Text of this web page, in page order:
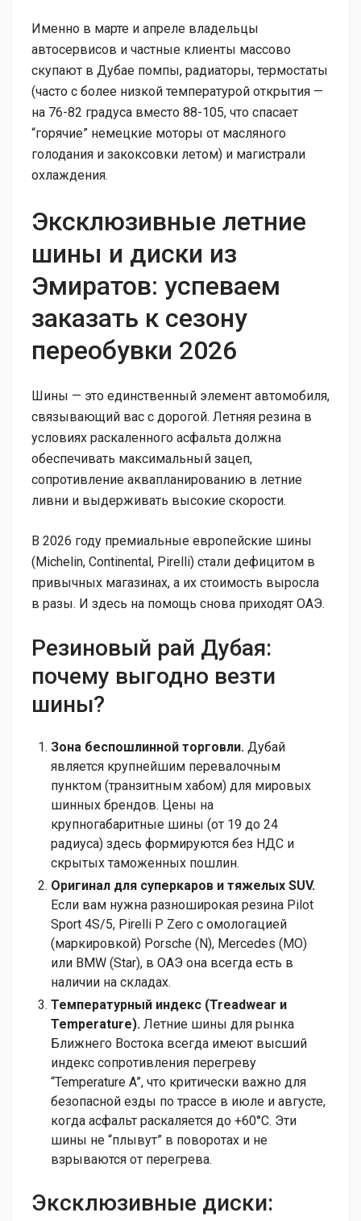
Именно в марте и апреле владельцы
автосервисов и частные клиенты массово
скупают в Дубае помпы, радиаторы, термостаты
(часто с более низкой температурой открытия —
на 76-82 градуса вместо 88-105, что спасает
“горячие” немецкие моторы от масляного
голодания и закоксовки летом) и магистрали
охлаждения.
Эксклюзивные летние
шины и диски из
Эмиратов: успеваем
заказать к сезону
переобувки 2026
Шины — это единственный элемент автомобиля,
связывающий вас с дорогой. Летняя резина в
условиях раскаленного асфальта должна
обеспечивать максимальный зацеп,
сопротивление аквапланированию в летние
ливни и выдерживать высокие скорости.
В 2026 году премиальные европейские шины
(Michelin, Continental, Pirelli) стали дефицитом в
привычных магазинах, а их стоимость выросла
в разы. И здесь на помощь снова приходят ОАЭ.
Резиновый рай Дубая:
почему выгодно везти
шины?
Зона беспошлинной торговли. Дубай
является крупнейшим перевалочным
пунктом (транзитным хабом) для мировых
шинных брендов. Цены на
крупногабаритные шины (от 19 до 24
радиуса) здесь формируются без НДС и
скрытых таможенных пошлин.
Оригинал для суперкаров и тяжелых SUV.
Если вам нужна разноширокая резина Pilot
Sport 4S/5, Pirelli P Zero с омологацией
(маркировкой) Porsche (N), Mercedes (MO)
или BMW (Star), в ОАЭ она всегда есть в
наличии на складах.
Температурный индекс (Treadwear и
Temperature). Летние шины для рынка
Ближнего Востока всегда имеют высший
индекс сопротивления перегреву
“Temperature A”, что критически важно для
безопасной езды по трассе в июле и августе,
когда асфальт раскаляется до +60°C. Эти
шины не “плывут” в поворотах и не
взрываются от перегрева.
Эксклюзивные диски: